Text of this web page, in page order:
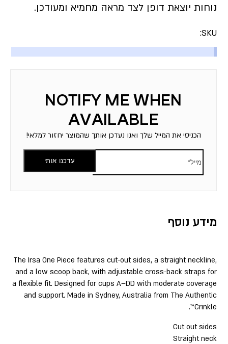
נוחות יוצאת דופן לצד מראה מחמיא ומעודכן.
SKU:
הכניסי את המייל שלך ואנו נעדכן אותך שהמוצר יחזור למלאי!
עדכנו אותי
מידע נוסף
The Irsa One Piece features cut-out sides, a straight neckline,
and a low scoop back, with adjustable cross-back straps for
a flexible fit. Designed for cups A–DD with moderate coverage
and support. Made in Sydney, Australia from The Authentic
Crinkle™.
Cut out sides
Straight neck